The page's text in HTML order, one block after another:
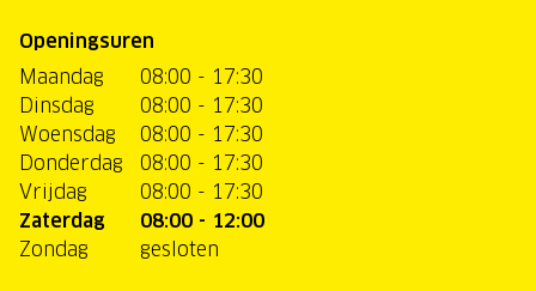
Openingsuren
Maandag
08:00 - 17:30
Dinsdag
08:00 - 17:30
Woensdag
08:00 - 17:30
Donderdag
08:00 - 17:30
Vrijdag
08:00 - 17:30
Zaterdag
08:00 - 12:00
Zondag
gesloten